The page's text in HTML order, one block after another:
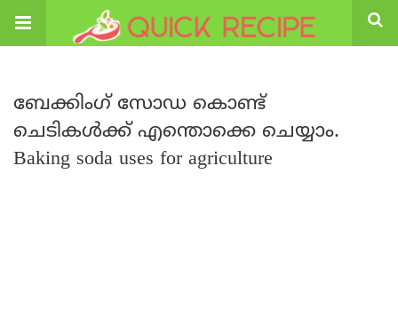
ബേക്കിംഗ് സോഡ കൊണ്ട്
ചെടികൾക്ക് എന്തൊക്കെ ചെയ്യാം.
Baking soda uses for agriculture